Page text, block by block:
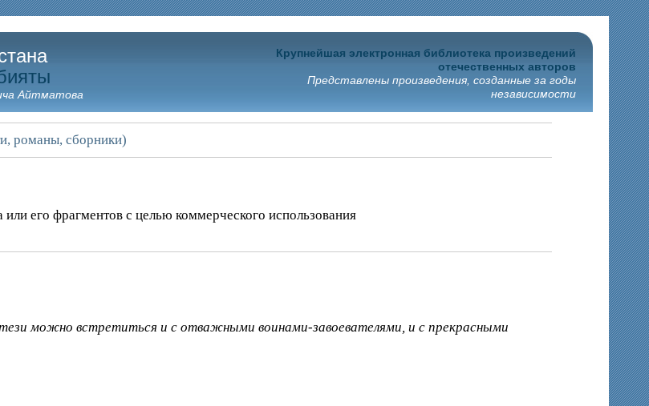
Айтматова
Крупнейшая электронная библиотека произведений
отечественных авторов
Представлены произведения, созданные за годы
независимости
романы, сборники)
его фрагментов с целью коммерческого использования
можно встретиться и с отважными воинами-завоевателями, и с прекрасными